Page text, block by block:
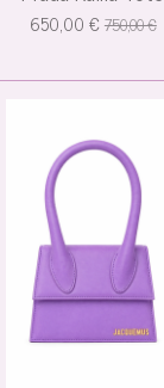
650,00 € 750,00 €